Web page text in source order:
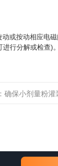
或按动相应电
行分解或检查)。
确保小剂量粉灌装机